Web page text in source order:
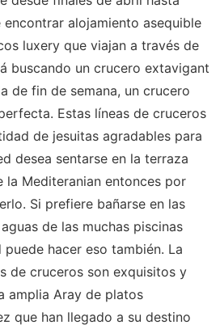
alojamiento asequible
luxery que viajan a través de
buscando un crucero extavigant
de fin de semana, un crucero
Estas líneas de cruceros
de jesuitas agradables para
desea sentarse en la terraza
la Mediteranian entonces por
Si prefiere bañarse en las
de las muchas piscinas
hacer eso también. La
de cruceros son exquisitos y
amplia Aray de platos
que han llegado a su destino